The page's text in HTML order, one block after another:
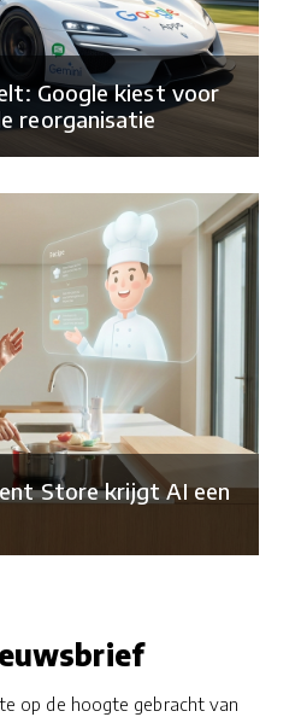
Google kiest voor
reorganisatie
Store krijgt AI een
op de hoogte gebracht van